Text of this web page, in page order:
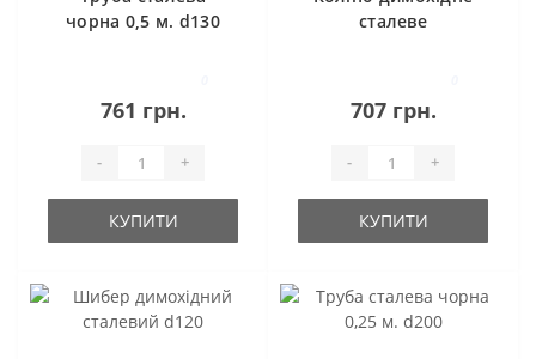
чорна 0,5 м. d130
761 грн.
- +
КУПИТИ
сталеве
707 грн.
- +
КУПИТИ